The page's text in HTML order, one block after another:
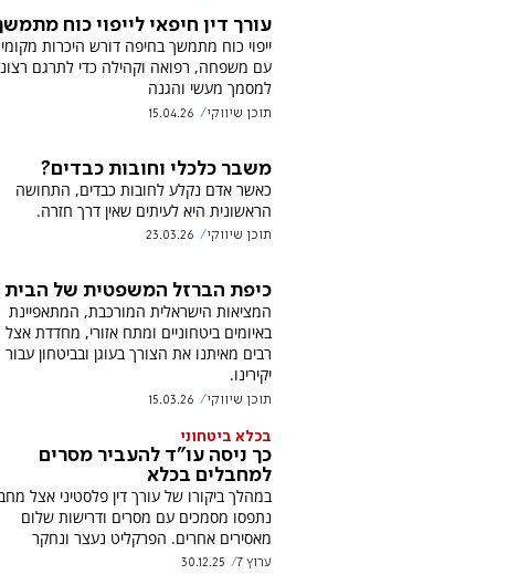
עורך דין חיפאי לייפוי כוח
ייפוי כוח מתמשך בחיפה דורש היכרות
עם משפחה, רפואה וקהילה כדי לתרגם
למסמך מעשי והגנה
תוכן שיווקי 15.04.26
משבר כלכלי וחובות כבדים?
כאשר אדם נקלע לחובות כבדים, התחושה
הראשונית היא לעיתים שאין דרך חזרה.
תוכן שיווקי 23.03.26
כיפת הברזל המשפטית של הבית
המציאות הישראלית המורכבת, המתאפיינת
באיומים ביטחוניים ומתח אזורי, מחדדת אצל
רבים מאיתנו את הצורך בעוגן ובביטחון עבור
יקירינו.
תוכן שיווקי 15.03.26
בכלא ביטחוני
כך ניסה עו"ד להעביר מסרים
למחבלים בכלא
במהלך ביקורו של עורך דין פלסטיני אצל
נתפסו מסמכים עם מסרים ודרישות שלום
מאסירים אחרים. הפרקליט נעצר ונחקר
ערוץ 7 30.12.25